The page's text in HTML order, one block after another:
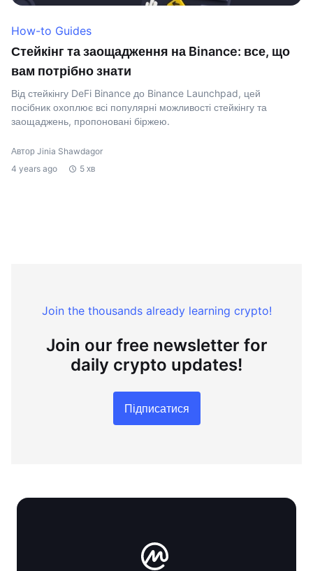
How-to Guides
Стейкінг та заощадження на Binance: все, що
вам потрібно знати
Від стейкінгу DeFi Binance до Binance Launchpad, цей
посібник охоплює всі популярні можливості стейкінгу та
заощаджень, пропоновані біржею.
Автор Jinia Shawdagor
4 years ago
5 хв
Join the thousands already learning crypto!
Join our free newsletter for
daily crypto updates!
Підписатися